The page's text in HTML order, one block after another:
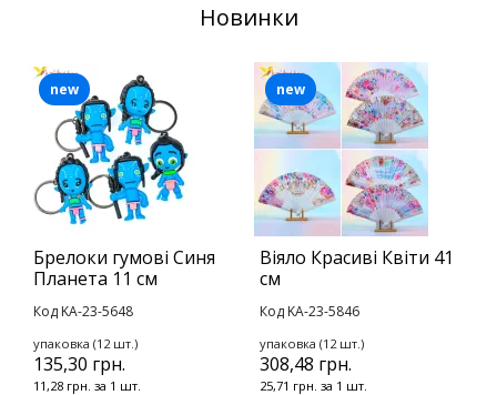
Новинки
Брелоки гумові Синя
Планета 11 см
Код KA-23-5648
упаковка (12 шт.)
135,30 грн.
11,28 грн. за 1 шт.
new
Віяло Красиві Квіти 41
см
Код KA-23-5846
упаковка (12 шт.)
308,48 грн.
25,71 грн. за 1 шт.
new